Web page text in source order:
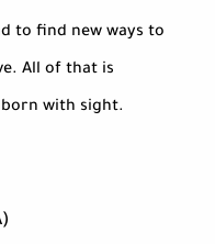
to find new ways to
All of that is
with sight.